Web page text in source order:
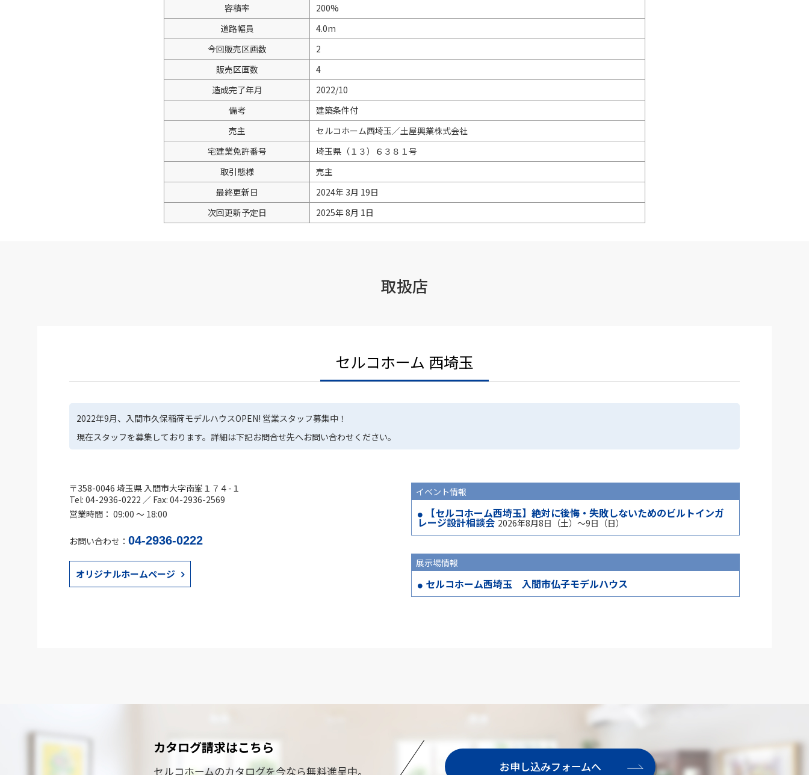
容積率
200%
道路幅員
4.0m
今回販売区画数
2
販売区画数
4
造成完了年月
2022/10
備考
建築条件付
売主
セルコホーム西埼玉／土屋興業株式会社
宅建業免許番号
埼玉県（１３）６３８１号
取引態様
売主
最終更新日
2024年 3月 19日
次回更新予定日
2025年 8月 1日
取扱店
セルコホーム 西埼玉
2022年9月、入間市久保稲荷モデルハウスOPEN! 営業スタッフ募集中！
現在スタッフを募集しております。詳細は下記お問合せ先へお問い合わせください。
〒358-0046 埼玉県 入間市大字南峯１７４-１
Tel: 04-2936-0222 ／ Fax: 04-2936-2569
営業時間： 09:00 〜 18:00
お問い合わせ： 04-2936-0222
オリジナルホームページ
イベント情報
【セルコホーム西埼玉】絶対に後悔・失敗しないためのビルトインガ
レージ設計相談会 2026年8月8日（土）～9日（日）
展示場情報
セルコホーム西埼玉 入間市仏子モデルハウス
カタログ請求はこちら
セルコホームのカタログを今なら無料進呈中。 お申し込みフォームへ